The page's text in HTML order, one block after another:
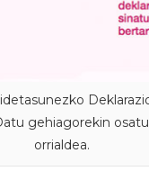
gehiagorekin
orrialdea.